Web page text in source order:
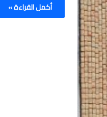
أكمل القراءة »